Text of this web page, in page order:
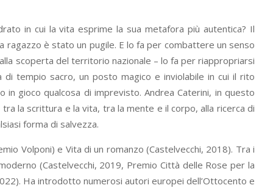
in cui la vita esprime la sua metafora più autentica? Il
è stato un pugile. E lo fa per combattere un senso
scoperta del territorio nazionale – lo fa per riappropriarsi
tempio sacro, un posto magico e inviolabile in cui il rito
gioco qualcosa di imprevisto. Andrea Caterini, in questo
la scrittura e la vita, tra la mente e il corpo, alla ricerca di
forma di salvezza.
Volponi) e Vita di un romanzo (Castelvecchi, 2018). Tra i
(Castelvecchi, 2019, Premio Città delle Rose per la
Ha introdotto numerosi autori europei dell’Ottocento e